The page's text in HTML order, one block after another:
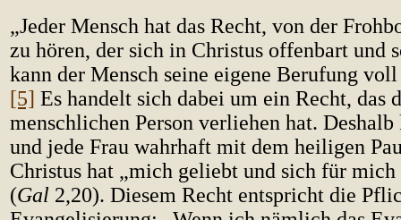
„Jeder Mensch hat das Recht, von der
zu hören, der sich in Christus offenbart und
kann der Mensch seine eigene Berufung
[5] Es handelt sich dabei um ein Recht, das
menschlichen Person verliehen hat.
und jede Frau wahrhaft mit dem heiligen
Christus hat „mich geliebt und sich für mich
(Gal 2,20). Diesem Recht entspricht die